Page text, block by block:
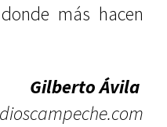
más hacen
Gilberto Ávila